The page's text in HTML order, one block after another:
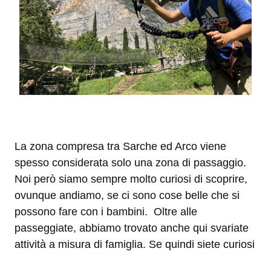
La zona compresa tra Sarche ed Arco viene
spesso considerata solo una zona di passaggio.
Noi però siamo sempre molto curiosi di scoprire,
ovunque andiamo, se ci sono cose belle che si
possono fare con i bambini. Oltre alle
passeggiate, abbiamo trovato anche qui svariate
attività a misura di famiglia. Se quindi siete curiosi